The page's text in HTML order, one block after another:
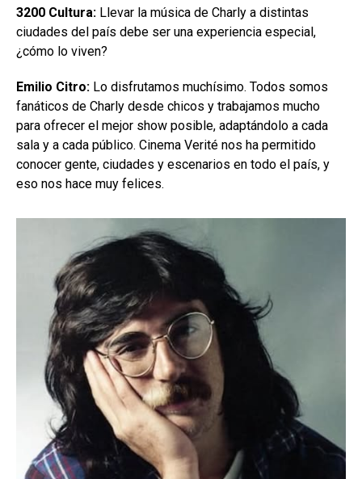
3200 Cultura: Llevar la música de Charly a distintas
ciudades del país debe ser una experiencia especial,
¿cómo lo viven?
Emilio Citro: Lo disfrutamos muchísimo. Todos somos
fanáticos de Charly desde chicos y trabajamos mucho
para ofrecer el mejor show posible, adaptándolo a cada
sala y a cada público. Cinema Verité nos ha permitido
conocer gente, ciudades y escenarios en todo el país, y
eso nos hace muy felices.